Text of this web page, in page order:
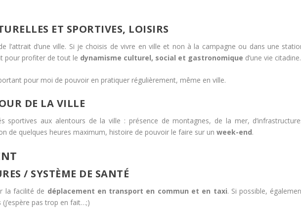
ET SPORTIVES, LOISIRS
l’attrait d’une ville. Si je choisis de vivre en ville et non à la campagne ou dans une
pour profiter de tout le dynamisme culturel, social et gastronomique d’une vie citadine.
pour moi de pouvoir en pratiquer régulièrement, même en ville.
DE LA VILLE
sportives aux alentours de la ville : présence de montagnes, de la mer,
de quelques heures maximum, histoire de pouvoir le faire sur unweek-end.
/ SYSTÈME DE SANTÉ
la facilité de déplacement en transport en commun et en taxi. Si possible,
(j’espère pas trop en fait…;)